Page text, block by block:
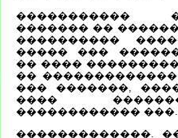
�����������
������� ��
����������
����� ���
�� ����
��
��� �������,
����
������������ ���.
�������������.